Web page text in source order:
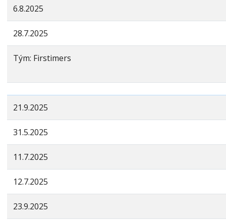
6.8.2025
28.7.2025
Tým: Firstimers
21.9.2025
31.5.2025
11.7.2025
12.7.2025
23.9.2025